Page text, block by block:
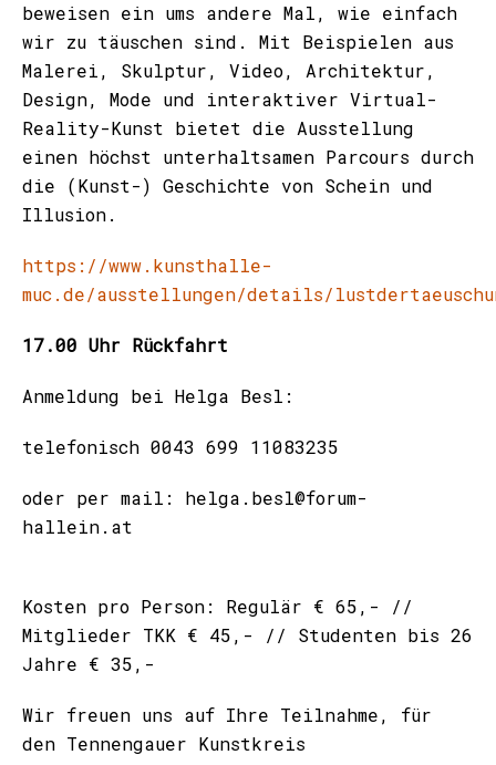
beweisen ein ums andere Mal, wie einfach
wir zu täuschen sind. Mit Beispielen aus
Malerei, Skulptur, Video, Architektur,
Design, Mode und interaktiver Virtual-
Reality-Kunst bietet die Ausstellung
einen höchst unterhaltsamen Parcours durch
die (Kunst-) Geschichte von Schein und
Illusion.
https://www.kunsthalle-
muc.de/ausstellungen/details/
17.00 Uhr Rückfahrt
Anmeldung bei Helga Besl:
telefonisch 0043 699 11083235
oder per mail: helga.besl@forum-
hallein.at
Kosten pro Person: Regulär € 65,- //
Mitglieder TKK € 45,- // Studenten bis 26
Jahre € 35,-
Wir freuen uns auf Ihre Teilnahme, für
den Tennengauer Kunstkreis